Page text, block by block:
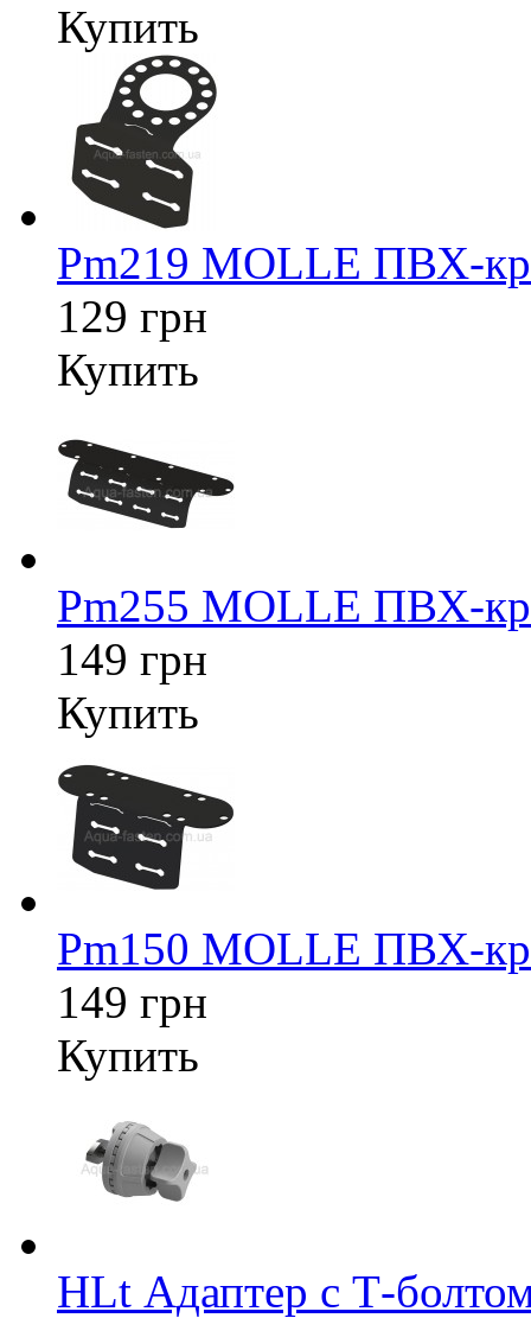
Купить
Pm219 MOLLE ПВХ-
129 грн
Купить
Pm255 MOLLE ПВХ-
149 грн
Купить
Pm150 MOLLE ПВХ-
149 грн
Купить
HLt Адаптер c Т-